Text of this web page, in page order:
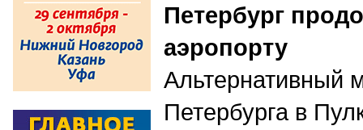
Петербург
аэропорту
Альтернативный
Петербурга в